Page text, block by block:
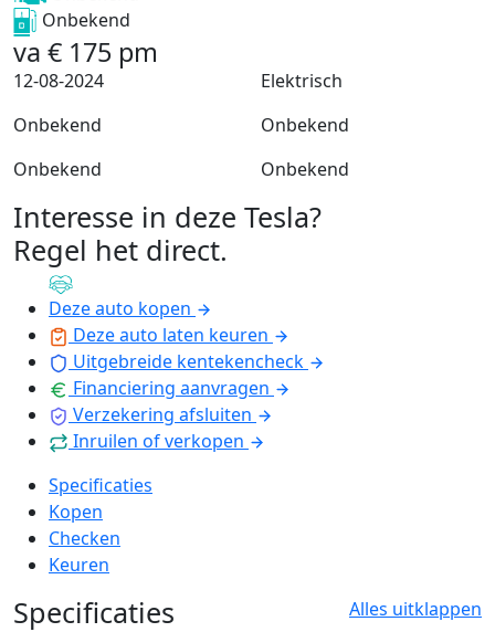
Onbekend
va € 175 pm
12-08-2024
Elektrisch
Onbekend
Onbekend
Onbekend
Onbekend
Interesse in deze Tesla?
Regel het direct.
Deze auto kopen
Deze auto laten keuren
Uitgebreide kentekencheck
Financiering aanvragen
Verzekering afsluiten
Inruilen of verkopen
Specificaties
Kopen
Checken
Keuren
Specificaties Alles uitklappen